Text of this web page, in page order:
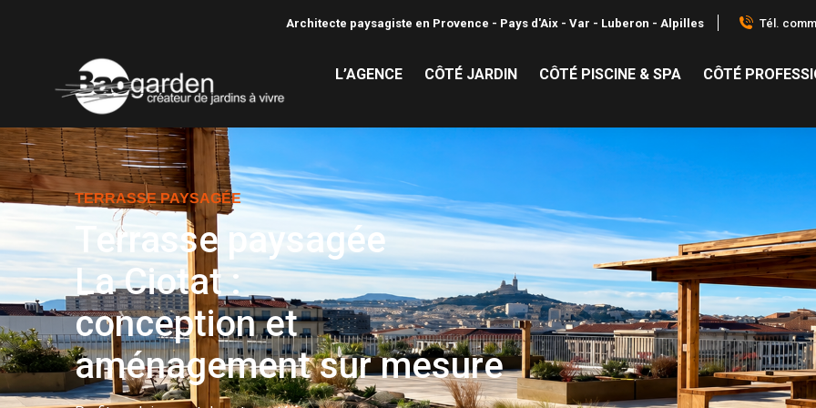
Architecte paysagiste en Provence - Pays d'Aix - Var - Luberon - Alpilles Tél.
L’AGENCE CÔTÉ JARDIN CÔTÉ PISCINE & SPA CÔTÉ
TERRASSE PAYSAGÉE
Terrasse paysagée
La Ciotat :
conception et
aménagement sur mesure